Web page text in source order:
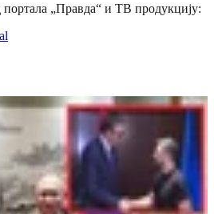
„Правда“ и ТВ продукцију: